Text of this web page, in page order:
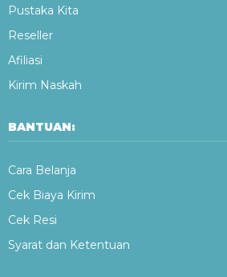
Pustaka Kita
Reseller
Afiliasi
Kirim Naskah
BANTUAN:
Cara Belanja
Cek Biaya Kirim
Cek Resi
Syarat dan Ketentuan